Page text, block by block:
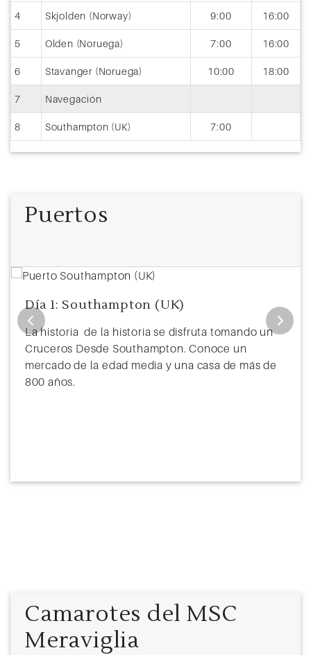
4 Skjolden (Norway) 9:00 16:00
5 Olden (Noruega) 7:00 16:00
6 Stavanger (Noruega) 10:00 18:00
7 Navegación
8 Southampton (UK) 7:00
Puertos
Día 1: Southampton (UK)
La historia de la historia se disfruta tomando un
Cruceros Desde Southampton. Conoce un
mercado de la edad media y una casa de más de
800 años.
Camarotes del MSC
Meraviglia